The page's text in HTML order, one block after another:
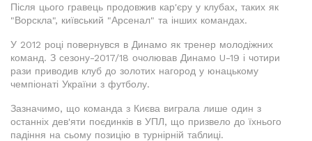
Після цього гравець продовжив кар'єру у клубах, таких як
"Ворскла", київський "Арсенал" та інших командах.
У 2012 році повернувся в Динамо як тренер молодіжних
команд. З сезону-2017/18 очолював Динамо U-19 і чотири
рази приводив клуб до золотих нагород у юнацькому
чемпіонаті України з футболу.
Зазначимо, що команда з Києва виграла лише один з
останніх дев'яти поєдинків в УПЛ, що призвело до їхнього
падіння на сьому позицію в турнірній таблиці.